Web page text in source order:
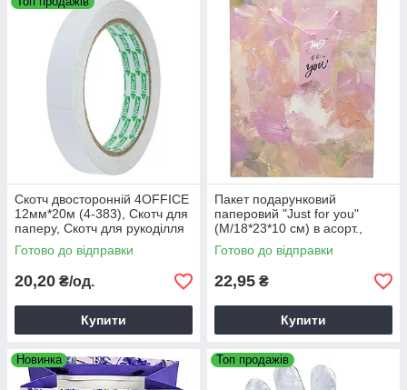
Скотч двосторонній 4OFFICE
12мм*20м (4-383), Скотч для
паперу, Скотч для рукоділля
Готово до відправки
20,20 ₴/од.
Купити
Пакет подарунковий
паперовий "Just for you"
(M/18*23*10 см) в асорт.,
пакет середній розмір,
упаковка для подарунків
Готово до відправки
22,95 ₴
Купити
Новинка Топ продажів